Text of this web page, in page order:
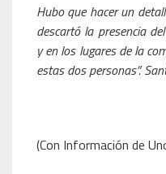
Hubo que hacer un
descartó la presencia
y en los lugares de la
estas dos personas”.
(Con Información de